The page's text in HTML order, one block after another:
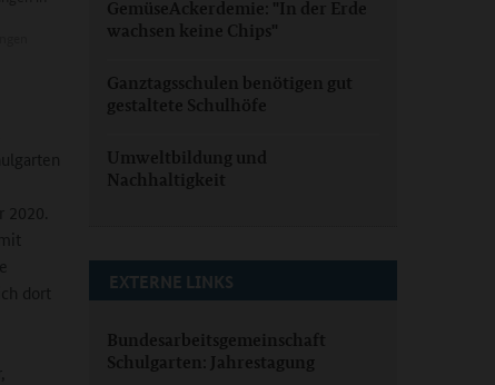
dort
GemüseAckerdemie: "In der Erde
wachsen keine Chips"
Ganztagsschulen benötigen gut
gestaltete Schulhöfe
Umweltbildung und
Nachhaltigkeit
EXTERNE LINKS
Bundesarbeitsgemeinschaft
Schulgarten: Jahrestagung